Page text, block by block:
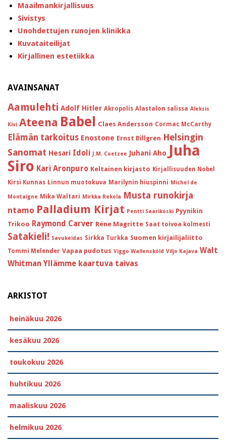
Maailmankirjallisuus
Sivistys
Unohdettujen runojen klinikka
Kuvataiteilijat
Kirjallinen estetiikka
AVAINSANAT
Aamulehti Adolf Hitler Akropolis Alastalon salissa Aleksis
Kivi Ateena Babel Claes Andersson Cormac McCarthy
Elämän tarkoitus Enostone Ernst Billgren Helsingin
Sanomat Hesari Idoli J.M. Coetzee Juhani Aho Juha
Siro Kari Aronpuro Keltainen kirjasto Kirjallisuuden Nobel
Kirsi Kunnas Linnun muotokuva Marilynin hiuspinni Michel de
Montaigne Mika Waltari Mirkka Rekola Musta runokirja
ntamo Palladium Kirjat Pentti Saarikoski Pyynikin
Trikoo Raymond Carver Réne Magritte Saat toivoa kolmesti
Satakieli! Savukeidas Sirkka Turkka Suomen kirjailijaliitto
Tommi Melender Vapaa pudotus Viggo Wallensköld Viljo Kajava Walt
Whitman Yllämme kaartuva taivas
ARKISTOT
heinäkuu 2026
kesäkuu 2026
toukokuu 2026
huhtikuu 2026
maaliskuu 2026
helmikuu 2026